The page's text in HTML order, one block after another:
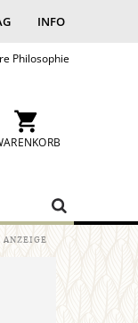
INFO
Philosophie